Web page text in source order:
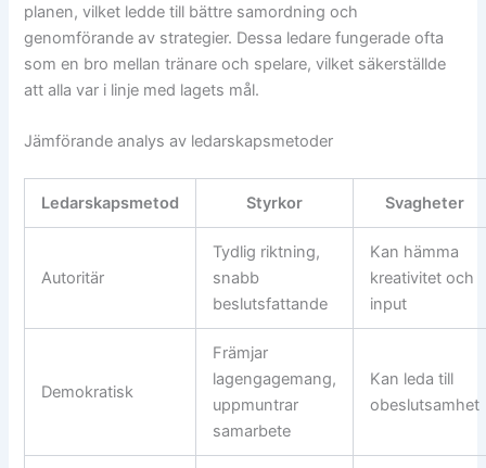
planen, vilket ledde till bättre samordning och
genomförande av strategier. Dessa ledare fungerade ofta
som en bro mellan tränare och spelare, vilket säkerställde
att alla var i linje med lagets mål.
Jämförande analys av ledarskapsmetoder
Ledarskapsmetod Styrkor Svagheter
Autoritär
Tydlig riktning,
snabb
beslutsfattande
Kan hämma
kreativitet och
input
Demokratisk
Främjar
lagengagemang,
uppmuntrar
samarbete
Kan leda till
obeslutsamhet